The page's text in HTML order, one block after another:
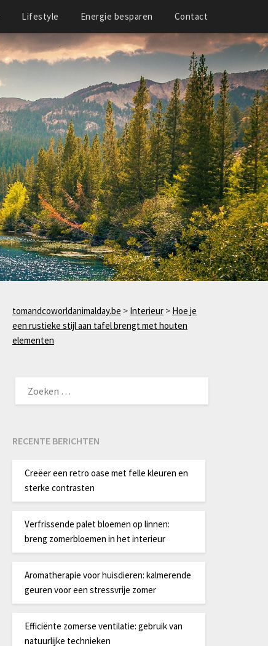
Lifestyle Energie besparen Contact
tomandcoworldanimalday.be > Interieur> Hoe je
een rustieke stijl aan tafel brengt met houten
elementen
NAAR:
RECENTE BERICHTEN
Creëer een retro oase met felle kleuren en
sterke contrasten
Verfrissende palet bloemen op linnen:
breng zomerbloemen in het interieur
Aromatherapie voor huisdieren: kalmerende
geuren voor een stressvrije zomer
Efficiënte zomerse ventilatie: gebruik van
natuurlijke technieken